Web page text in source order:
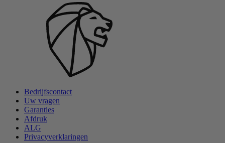
Bedrijfscontact
Uw vragen
Garanties
Afdruk
ALG
Privacyverklaringen